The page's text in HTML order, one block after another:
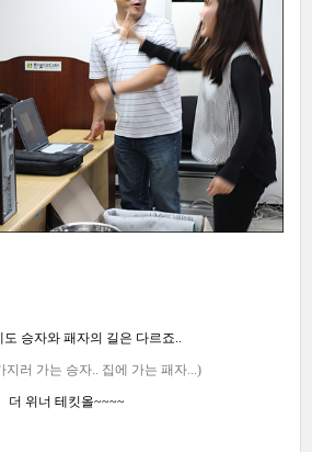
도 승자와 패자의 길은 다르죠..
지러 가는 승자.. 집에 가는 패자...)
더 위너 테킷올~~~~